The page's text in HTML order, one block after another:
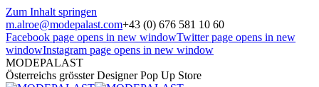
Zum Inhalt springen
m.alroe@modepalast.com+43 (0) 676 581 10 60
Facebook page opens in new windowTwitter page opens in new
windowInstagram page opens in new window
MODEPALAST
Österreichs grösster Designer Pop Up Store